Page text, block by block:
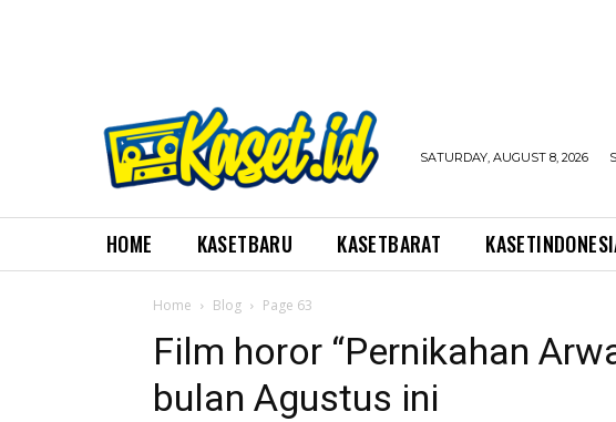
SATURDAY, AUGUST 8, 2026
HOME KASETBARU KASETBARAT
Home Blog Page 63
Film horor “Pernikahan
bulan Agustus ini